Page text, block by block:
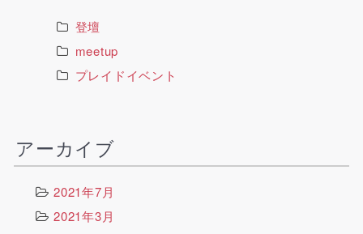
登壇
meetup
プレイドイベント
アーカイブ
2021年7月
2021年3月